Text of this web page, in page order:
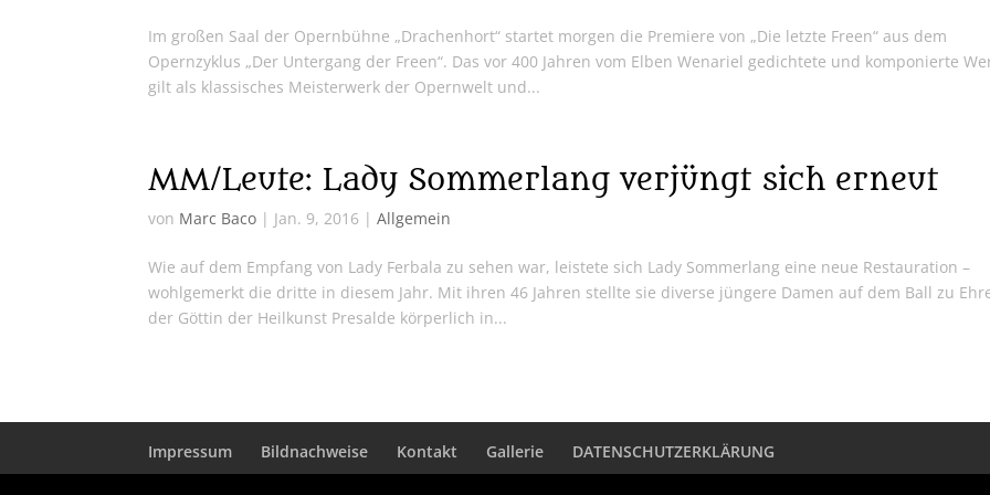
Im großen Saal der Opernbühne „Drachenhort“ startet morgen die Premiere von „Die letzte Freen“ aus dem
Opernzyklus „Der Untergang der Freen“. Das vor 400 Jahren vom Elben Wenariel gedichtete und komponierte
gilt als klassisches Meisterwerk der Opernwelt und...
MM/Leute: Lady Sommerlang verjüngt sich erneut
von Marc Baco | Jan. 9, 2016 |Allgemein
Wie auf dem Empfang von Lady Ferbala zu sehen war, leistete sich Lady Sommerlang eine neue Restauration –
wohlgemerkt die dritte in diesem Jahr. Mit ihren 46 Jahren stellte sie diverse jüngere Damen auf dem Ball zu
der Göttin der Heilkunst Presalde körperlich in...
Impressum Bildnachweise Kontakt Gallerie DATENSCHUTZERKLÄRUNG